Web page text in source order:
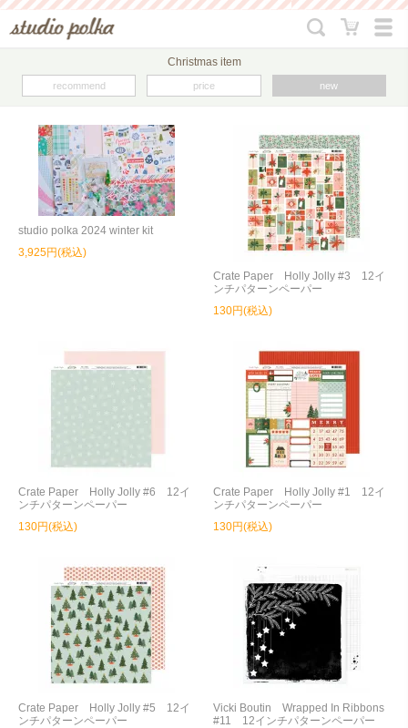
Christmas item
recommend price new
studio polka 2024 winter kit
3,925円(税込)
Crate Paper Holly Jolly #3 12イ
ンチパターンペーパー
130円(税込)
Crate Paper Holly Jolly #6 12イ
ンチパターンペーパー
130円(税込)
Crate Paper Holly Jolly #1 12イ
ンチパターンペーパー
130円(税込)
Crate Paper Holly Jolly #5 12イ
ンチパターンペーパー
Vicki Boutin Wrapped In Ribbons
#11 12インチパターンペーパー